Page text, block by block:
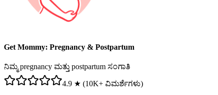
Get Mommy: Pregnancy & Postpartum
ನಿಮ್ಮ pregnancy ಮತ್ತು postpartum ಸಂಗಾತಿ
4.9 ★ (10K+ ವಿಮರ್ಶೆಗಳು)